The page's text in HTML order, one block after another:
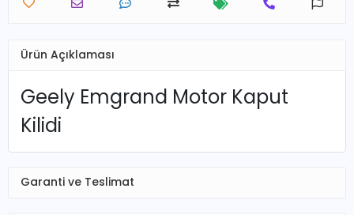
Ürün Açıklaması
Geely Emgrand Motor Kaput
Kilidi
Garanti ve Teslimat